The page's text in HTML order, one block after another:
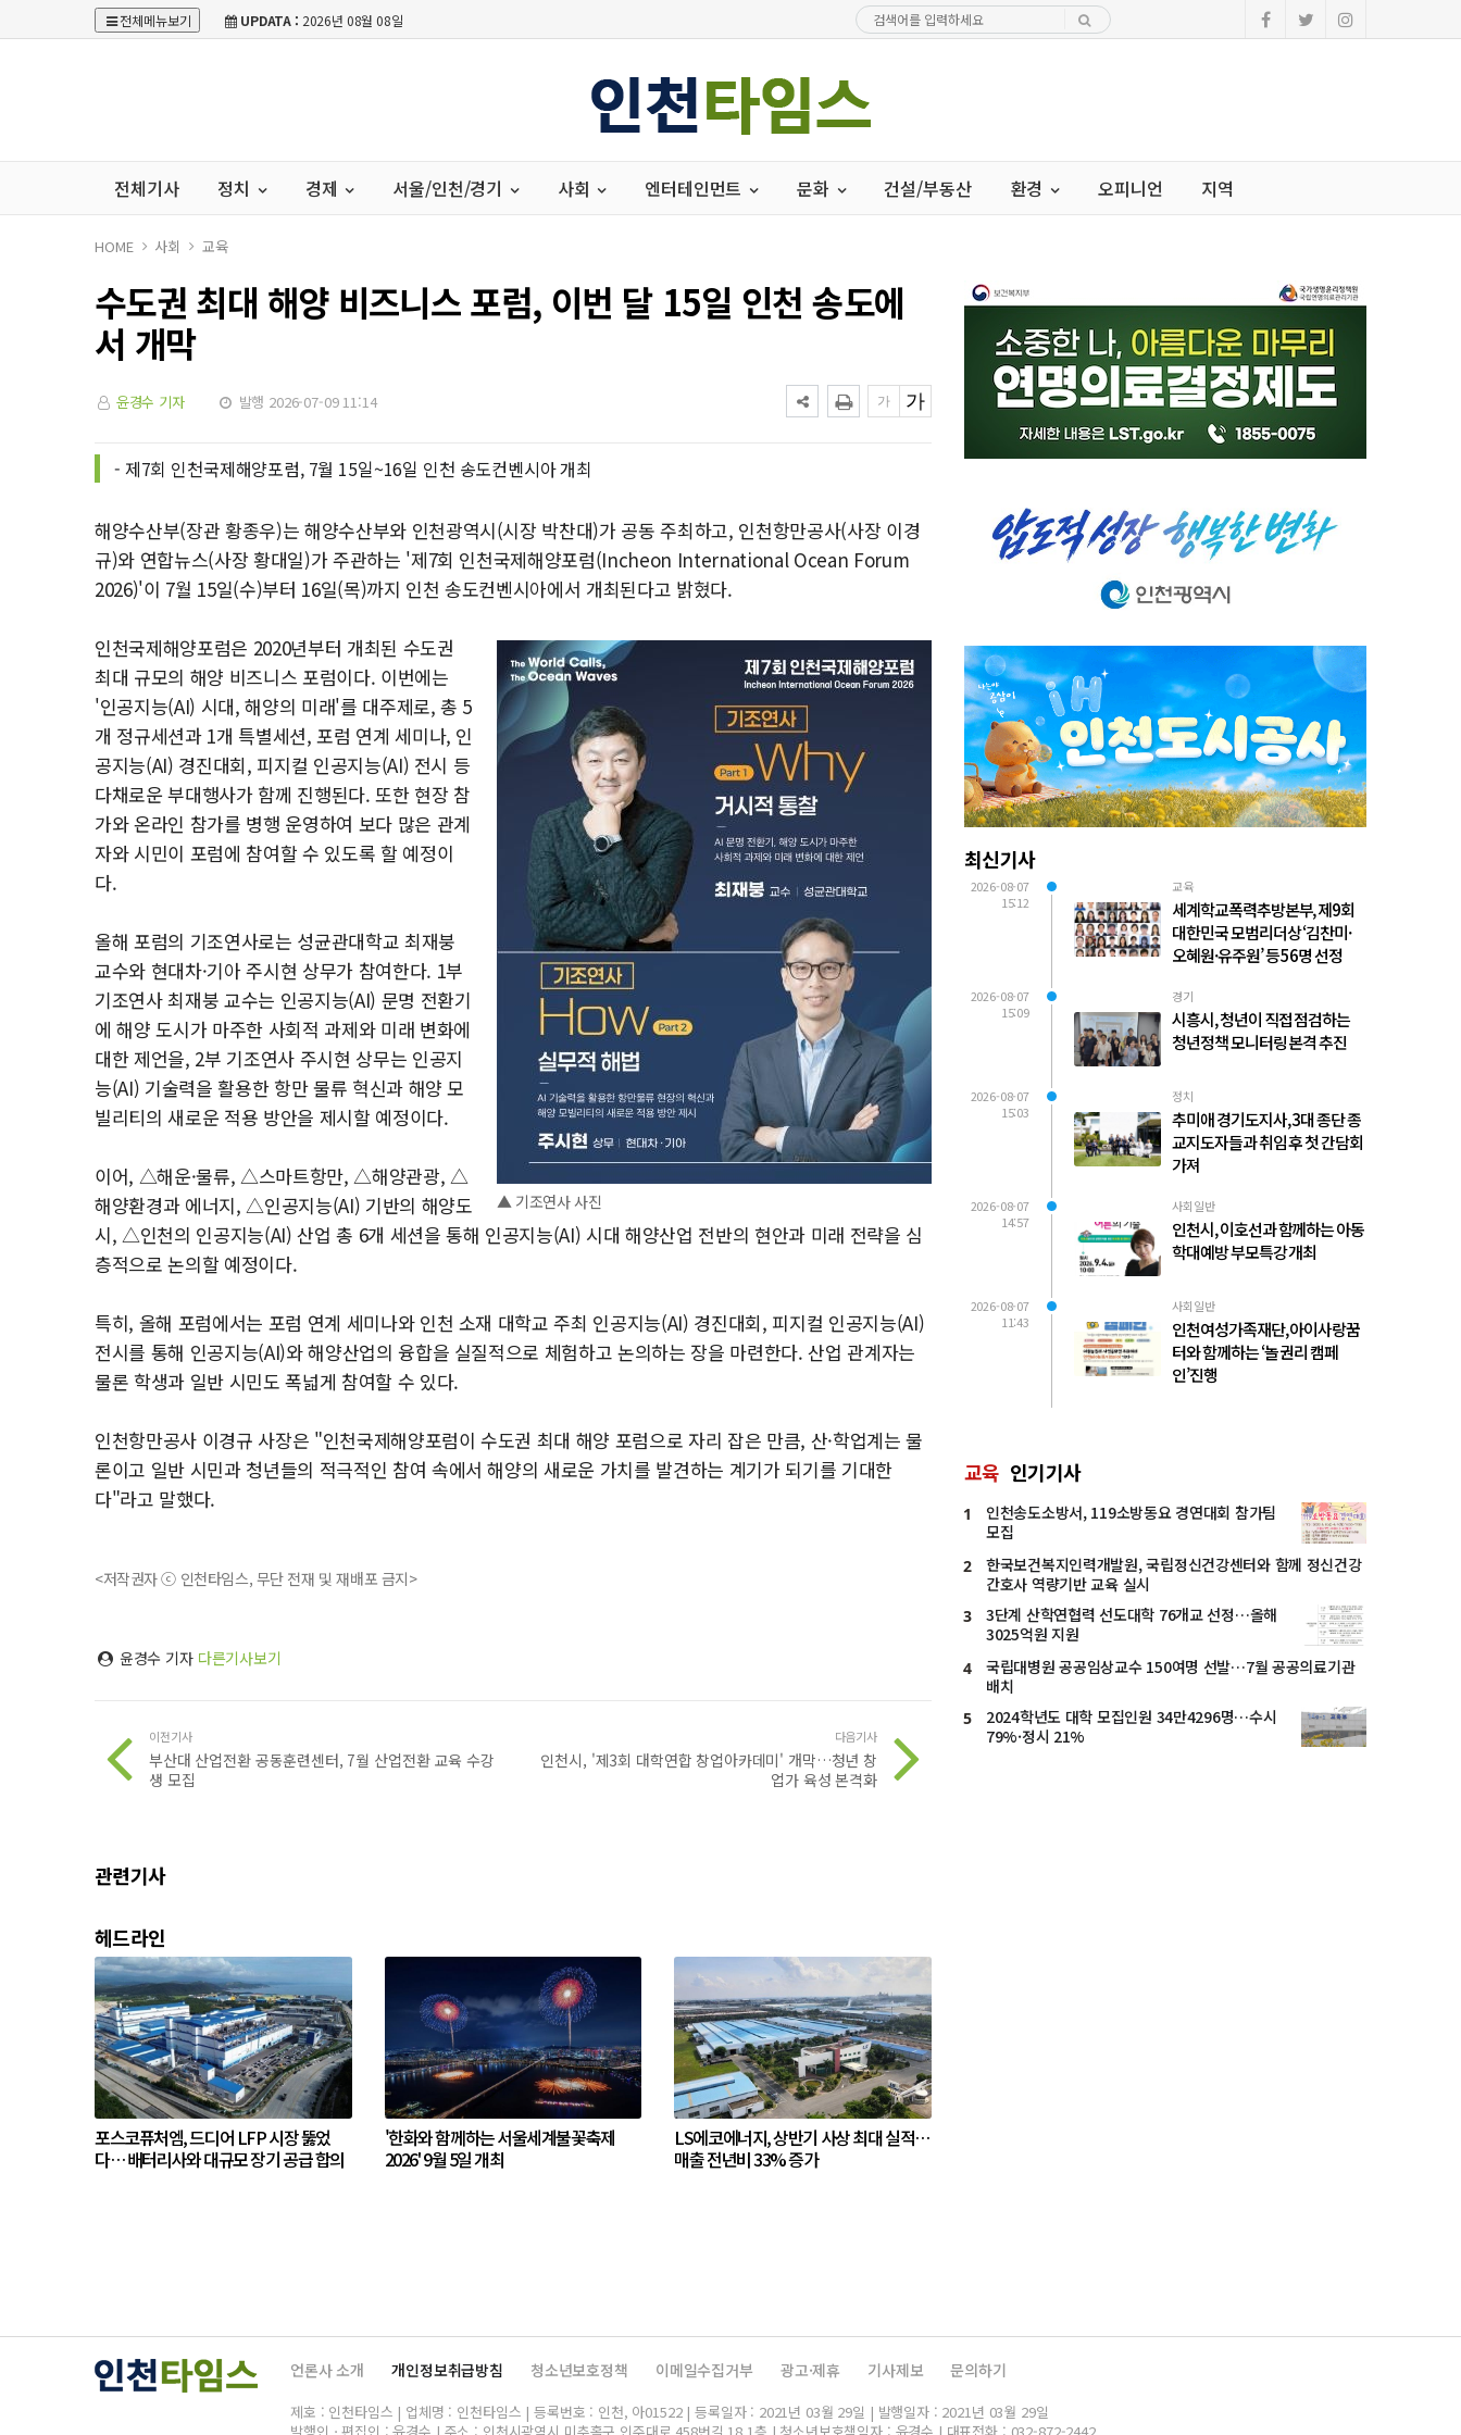
전체메뉴보기 UPDATA : 2026년 08월 08일
전체기사 정치 경제 서울/인천/경기 사회 엔터테인먼트 문화 건설/부동산 환경 오피니언 지역
HOME 사회 교육
수도권 최대 해양 비즈니스 포럼, 이번 달 15일 인천 송도에
서 개막
윤경수 기자 발행 2026-07-09 11:14
- 제7회 인천국제해양포럼, 7월 15일~16일 인천 송도컨벤시아 개최
해양수산부(장관 황종우)는 해양수산부와 인천광역시(시장 박찬대)가 공동 주최하고, 인천항만공사(사장 이경
규)와 연합뉴스(사장 황대일)가 주관하는 '제7회 인천국제해양포럼(Incheon International Ocean Forum
2026)'이 7월 15일(수)부터 16일(목)까지 인천 송도컨벤시아에서 개최된다고 밝혔다.
▲ 기조연사 사진
인천국제해양포럼은 2020년부터 개최된 수도권
최대 규모의 해양 비즈니스 포럼이다. 이번에는
'인공지능(AI) 시대, 해양의 미래'를 대주제로, 총 5
개 정규세션과 1개 특별세션, 포럼 연계 세미나, 인
공지능(AI) 경진대회, 피지컬 인공지능(AI) 전시 등
다채로운 부대행사가 함께 진행된다. 또한 현장 참
가와 온라인 참가를 병행 운영하여 보다 많은 관계
자와 시민이 포럼에 참여할 수 있도록 할 예정이
다.
올해 포럼의 기조연사로는 성균관대학교 최재붕
교수와 현대차·기아 주시현 상무가 참여한다. 1부
기조연사 최재붕 교수는 인공지능(AI) 문명 전환기
에 해양 도시가 마주한 사회적 과제와 미래 변화에
대한 제언을, 2부 기조연사 주시현 상무는 인공지
능(AI) 기술력을 활용한 항만 물류 혁신과 해양 모
빌리티의 새로운 적용 방안을 제시할 예정이다.
이어, △해운·물류, △스마트항만, △해양관광, △
해양환경과 에너지, △인공지능(AI) 기반의 해양도
시, △인천의 인공지능(AI) 산업 총 6개 세션을 통해 인공지능(AI) 시대 해양산업 전반의 현안과 미래 전략을 심
층적으로 논의할 예정이다.
특히, 올해 포럼에서는 포럼 연계 세미나와 인천 소재 대학교 주최 인공지능(AI) 경진대회, 피지컬 인공지능(AI)
전시를 통해 인공지능(AI)와 해양산업의 융합을 실질적으로 체험하고 논의하는 장을 마련한다. 산업 관계자는
물론 학생과 일반 시민도 폭넓게 참여할 수 있다.
인천항만공사 이경규 사장은 "인천국제해양포럼이 수도권 최대 해양 포럼으로 자리 잡은 만큼, 산·학업계는 물
론이고 일반 시민과 청년들의 적극적인 참여 속에서 해양의 새로운 가치를 발견하는 계기가 되기를 기대한
다"라고 말했다.
<저작권자 ⓒ 인천타임스, 무단 전재 및 재배포 금지>
윤경수 기자 다른기사보기
이전기사
부산대 산업전환 공동훈련센터, 7월 산업전환 교육 수강
생 모집
다음기사
인천시, '제3회 대학연합 창업아카데미' 개막…청년 창
업가 육성 본격화
관련기사
헤드라인
포스코퓨처엠, 드디어 LFP 시장 뚫었
다… 배터리사와 대규모 장기 공급 합의
'한화와 함께하는 서울세계불꽃축제
2026' 9월 5일 개최
LS에코에너지, 상반기 사상 최대 실적…
매출 전년비 33% 증가
최신기사
2026-08-07
15:12
교육
세계학교폭력추방본부, 제9회
대한민국 모범리더상 ‘김찬미·
오혜원·유주원’ 등 56명 선정
2026-08-07
15:09
경기
시흥시, 청년이 직접 점검하는
청년정책 모니터링 본격 추진
2026-08-07
15:03
정치
추미애 경기도지사, 3대 종단 종
교지도자들과 취임 후 첫 간담회
가져
2026-08-07
14:57
사회일반
인천시, 이호선과 함께하는 아동
학대예방 부모특강 개최
2026-08-07
11:43
사회일반
인천여성가족재단, 아이사랑꿈
터와 함께하는 ‘놀 권리 캠페
인’진행
교육 인기기사
1
인천송도소방서, 119소방동요 경연대회 참가팀
모집
2
한국보건복지인력개발원, 국립정신건강센터와 함께 정신건강
간호사 역량기반 교육 실시
3
3단계 산학연협력 선도대학 76개교 선정…올해
3025억원 지원
4
국립대병원 공공임상교수 150여명 선발…7월 공공의료기관
배치
5
2024학년도 대학 모집인원 34만4296명…수시
79%·정시 21%
언론사 소개 개인정보취급방침 청소년보호정책 이메일수집거부 광고·제휴 기사제보 문의하기
제호 : 인천타임스 | 업체명 : 인천타임스 | 등록번호 : 인천, 아01522 | 등록일자 : 2021년 03월 29일 | 발행일자 : 2021년 03월 29일